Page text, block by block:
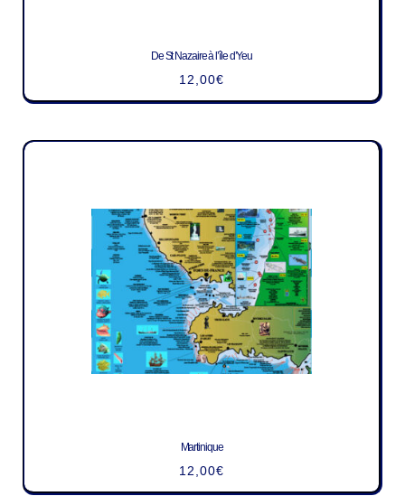
De St Nazaire à l’île d’Yeu
12,00€
Martinique
12,00€